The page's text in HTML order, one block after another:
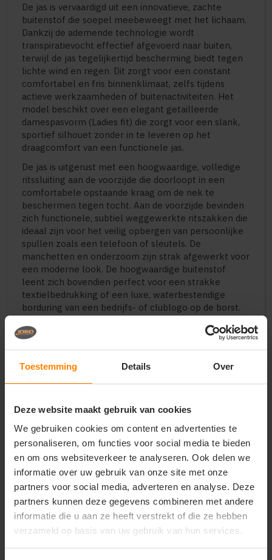
Toestemming Details Over
Deze website maakt gebruik van cookies
We gebruiken cookies om content en advertenties te
personaliseren, om functies voor social media te bieden
en om ons websiteverkeer te analyseren. Ook delen we
informatie over uw gebruik van onze site met onze
partners voor social media, adverteren en analyse. Deze
partners kunnen deze gegevens combineren met andere
informatie die u aan ze heeft verstrekt of die ze hebben
verzameld op basis van uw gebruik van hun services.
De jas is vervaardigd uit een innovatieve, zachte
buitenstof die soepel meebeweegt met het lichaam.
Dankzij de ademende technologie wordt
transpiratievocht effectief afgevoerd naar buiten,
terwijl de jas tegelijkertijd bescherming biedt tegen
lichte wind en regen. Dit zorgt voor een constant
comfortabel en fris binnenklimaat, zelfs tijdens
actieve werkzaamheden of buitenactiviteiten. Het
model beschikt over een elegant getailleerde
damespasvorm (Ladies fit) die zorgt voor een slank,
sportief silhouet zonder in te leveren op het
draagcomfort van een functionele jas.
De jas is uitgerust met een hoogwaardige, volledige
ritssluiting aan de voorzijde die doorloopt in een
comfortabele opstaande kraag om de nek te
beschermen tegen tocht. Aan de voorzijde bevinden
zich functionele, subtiel weggewerkte ritszakken die
ideaal zijn voor het veilig opbergen van persoonlijke
spullen zoals een telefoon of sleutels. De
manchetten en onderzoom zijn strak afgewerkt voor
een moderne look. De hoogwaardige buitenstof
leent zich bovendien perfect voor een strakke
textielbedrukking of een luxe, waterbestendige
borduring van een bedrijfs- of clublogo op de borst.
Perfect voor:
Uniforme teamkleding voor sportverenigingen,
outdoor-events, scholen en promotieteams
premium merken, corporate gifts en
relatiegeschenken
Belangrijkste kenmerken:
Materiaal:Technisch hoogwaardige, zachte stof
met een uitstekend ademend vermogen
Design:Eigentijdse look met een volledige
ritssluiting, opstaande kraag en veilige ritszakken
Pasvorm:Elegant getailleerde damespasvorm
voor een sportieve en verzorgde uitstraling
Functionaliteit:
windafstotende eigenschappen voor wisselend weer